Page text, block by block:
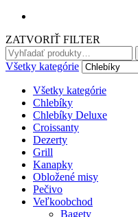
ZATVORIŤ FILTER
Search
for:
Všetky kategórie
Všetky kategórie
Chlebíky
Chlebíky Deluxe
Croissanty
Dezerty
Grill
Kanapky
Obložené misy
Pečivo
Veľkoobchod
Bagety